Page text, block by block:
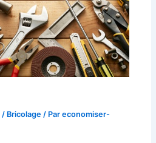
/ Bricolage / Pareconomiser-